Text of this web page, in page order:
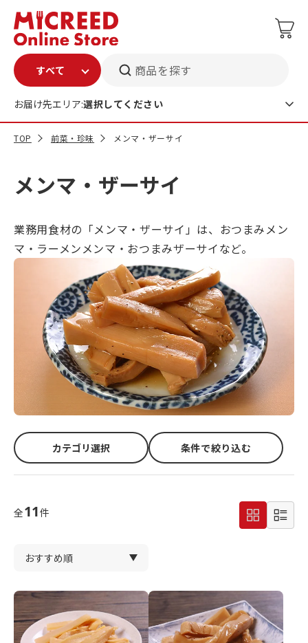
商品を探す
お届け先エリア:選択してください
TOP 前菜・珍味 メンマ・ザーサイ
メンマ・ザーサイ
業務用食材の「メンマ・ザーサイ」は、おつまみメン
マ・ラーメンメンマ・おつまみザーサイなど。
カテゴリ選択 条件で絞り込む
全11件